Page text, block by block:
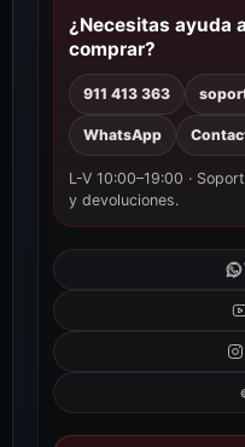
¿Necesitas ayuda
comprar?
911 413 363
WhatsApp
L-V 10:00–19:00 ·
y devoluciones.